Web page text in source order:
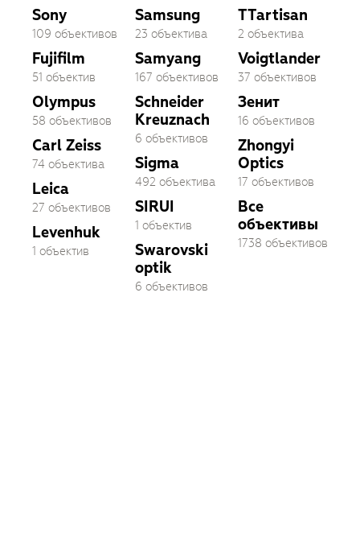
Sony
109 объективов
Fujifilm
51 объектив
Olympus
58 объективов
Carl Zeiss
74 объектива
Leica
27 объективов
Levenhuk
1 объектив
Samsung
23 объектива
Samyang
167 объективов
Schneider
Kreuznach
6 объективов
Sigma
492 объектива
SIRUI
1 объектив
Swarovski
optik
6 объективов
TTartisan
2 объектива
Voigtlander
37 объективов
Зенит
16 объективов
Zhongyi
Optics
17 объективов
Все
объективы
1738 объективов